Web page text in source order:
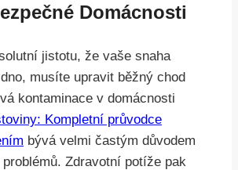
Domácnosti
jistotu, že vaše snaha
musíte upravit běžný chod
kontaminace v domácnosti
Kompletní průvodce
bývá velmi častým důvodem
Zdravotní potíže pak